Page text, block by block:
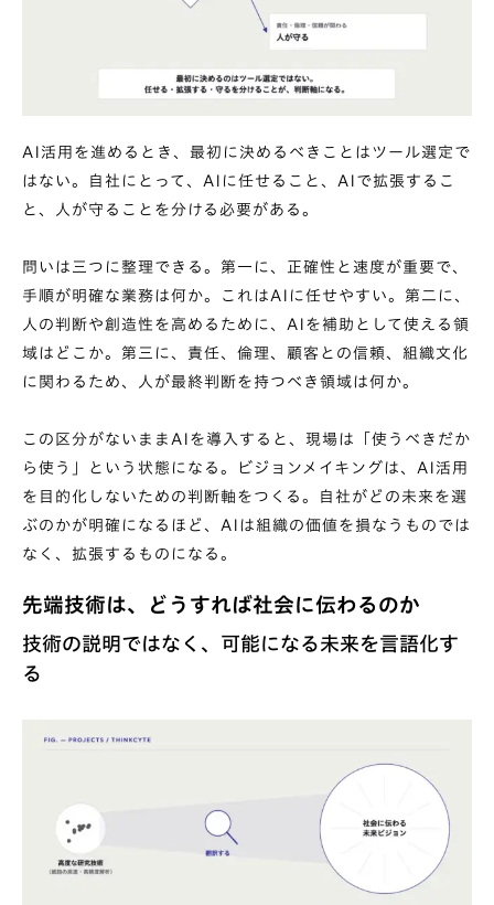
AI活用を進めるとき、最初に決めるべきことはツール選定で
はない。自社にとって、AIに任せること、AIで拡張するこ
と、人が守ることを分ける必要がある。
問いは三つに整理できる。第一に、正確性と速度が重要で、
手順が明確な業務は何か。これはAIに任せやすい。第二に、
人の判断や創造性を高めるために、AIを補助として使える領
域はどこか。第三に、責任、倫理、顧客との信頼、組織文化
に関わるため、人が最終判断を持つべき領域は何か。
この区分がないままAIを導入すると、現場は「使うべきだか
ら使う」という状態になる。ビジョンメイキングは、AI活用
を目的化しないための判断軸をつくる。自社がどの未来を選
ぶのかが明確になるほど、AIは組織の価値を損なうものでは
なく、拡張するものになる。
先端技術は、どうすれば社会に伝わるのか
技術の説明ではなく、可能になる未来を言語化す
る